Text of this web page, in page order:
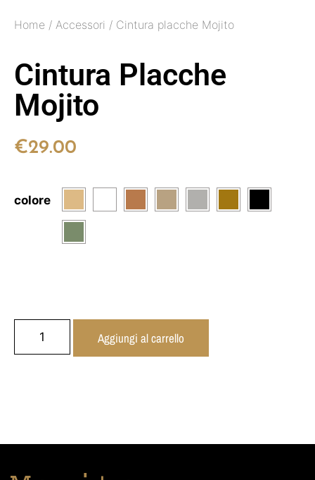
Home / Accessori / Cintura placche Mojito
Cintura Placche
Mojito
€29.00
colore
Aggiungi al carrello